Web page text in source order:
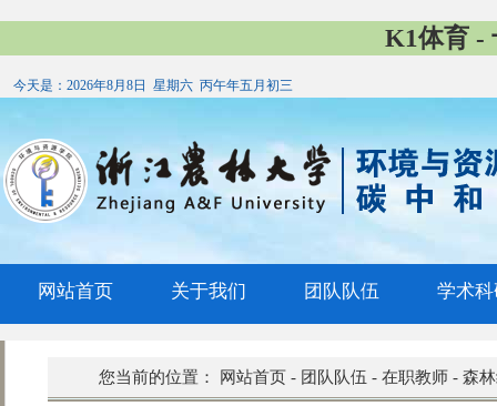
K1体育 -
今天是： 2026年8月8日 星期六 丙午年五月初三
网站首页 关于我们 团队队伍 学术
您当前的位置： 网站首页- 团队队伍 - 在职教师- 森